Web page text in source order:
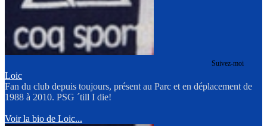
Suivez-moi
Loic
Fan du club depuis toujours, présent au Parc et en déplacement de
1988 à 2010. PSG ´till I die!
Voir la bio de Loic...